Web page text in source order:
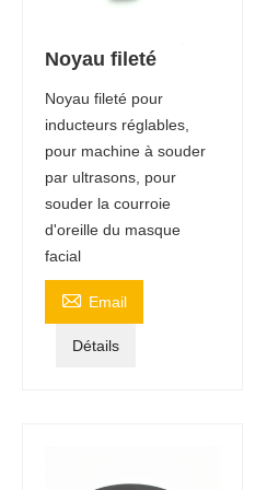
Noyau fileté
Noyau fileté pour
inducteurs réglables,
pour machine à souder
par ultrasons, pour
souder la courroie
d'oreille du masque
facial
 Email
Détails